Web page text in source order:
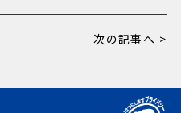
it ai
次の記事へ >